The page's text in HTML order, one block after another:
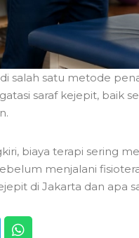
salah satu metode
saraf kejepit, baik
biaya terapi sering
menjalani
di Jakarta dan apa